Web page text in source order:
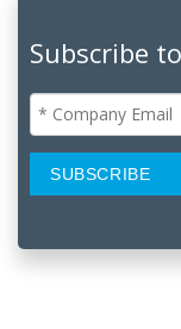
Subscribe